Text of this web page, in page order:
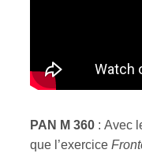
PAN M 360 : Avec
que l’exercice